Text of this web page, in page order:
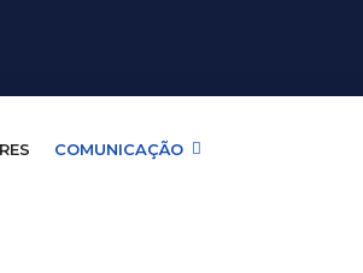
COMUNICAÇÃO